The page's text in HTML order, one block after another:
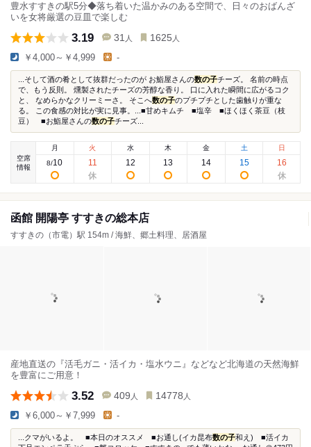
豊水すすきの駅5分◆落ち着いた温かみのある空間で、日々のおばんざ
いを女将厳選の豆皿で楽しむ
3.19 31 人 1625 人
￥4,000～￥4,999 -
...そして酒の肴として抜群だったのが お鮨屋さんの数の子チーズ。 名前の時点
で、もう反則。 燻製されたチーズの芳醇な香り。 口に入れた瞬間に広がるコク
と、 なめらかなクリーミーさ。 そこへ数の子のプチプチとした歯触りが重な
る。 この食感の対比が実に見事。...■甘めキムチ ■塩辛 ■ほくほく茶豆（枝
豆） ■お鮨屋さんの数の子チーズ...
空席
情報
月
8/10
火
11
水
12
木
13
金
14
土
15
日
16
函館 開陽亭 すすきの総本店
すすきの（市電）駅 154m / 海鮮、郷土料理、居酒屋
産地直送の『活毛ガニ・活イカ・塩水ウニ』などなど北海道の天然海鮮
を豊富にご用意！
3.52 409 人 14778 人
￥6,000～￥7,999 -
...クマがいるよ。 ■本日のオススメ ■お通し(イカ昆布数の子和え) ■活イカ